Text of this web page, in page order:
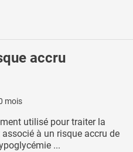
accru
mois
utilisé pour traiter la
à un risque accru de
...